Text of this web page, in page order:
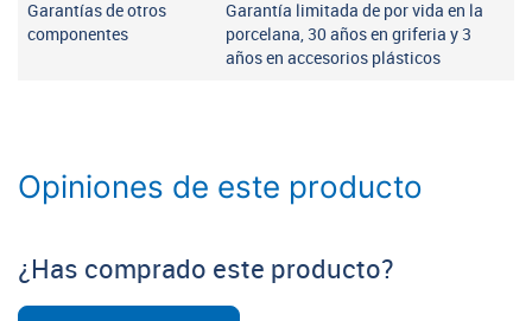
Garantías de otros
componentes
Garantía limitada de por vida en la
porcelana, 30 años en griferia y 3
años en accesorios plásticos
Opiniones de este producto
¿Has comprado este producto?